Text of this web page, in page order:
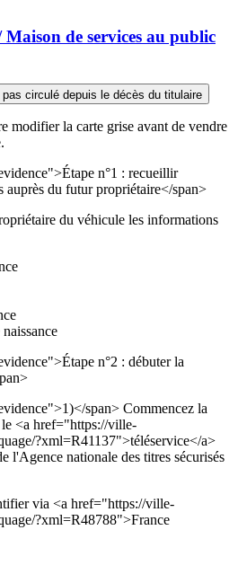
Maison de services au public
circulé depuis le décès du titulaire
modifier la carte grise avant de vendre
n°1 : recueillir
auprès du futur propriétaire</span>
du véhicule les informations
n°2 : débuter la
span> Commencez la
<a href="https://ville-
?xml=R41137">téléservice</a>
l'Agence nationale des titres sécurisés
via <a href="https://ville-
?xml=R48788">France